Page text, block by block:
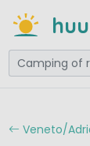
Veneto/